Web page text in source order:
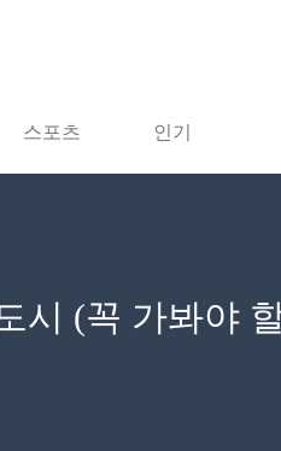
스포츠 인기
시 (꼭 가봐야